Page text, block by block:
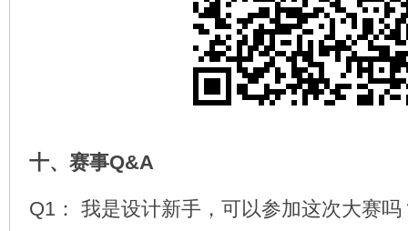
十、赛事Q&A
Q1： 我是设计新手，可以参加这次大赛吗